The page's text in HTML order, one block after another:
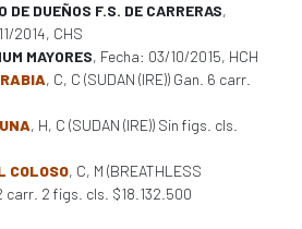
DE DUEÑOS F.S. DE CARRERAS,
2014, CHS
MAYORES, Fecha: 03/10/2015, HCH
, C, C (SUDAN (IRE)) Gan. 6 carr.
, H, C (SUDAN (IRE)) Sin figs. cls.
COLOSO, C, M (BREATHLESS
carr. 2 figs. cls. $18.132.500